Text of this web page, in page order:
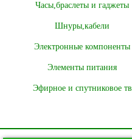
Часы,браслеты и гаджеты
Шнуры,кабели
Электронные компоненты
Элементы питания
Эфирное и спутниковое тв